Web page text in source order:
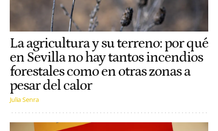
La agricultura y su terreno: por qué
en Sevilla no hay tantos incendios
forestales como en otras zonas a
pesar del calor
Julia Senra